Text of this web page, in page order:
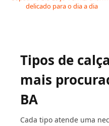
delicado para o dia a dia
Tipos de
mais
BA
Cada tipo atende uma